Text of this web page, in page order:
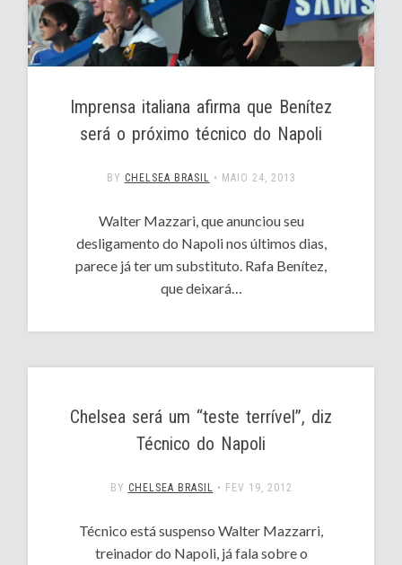
Imprensa italiana afirma que Benítez
será o próximo técnico do Napoli
BY CHELSEA BRASIL • MAIO 24, 2013
Walter Mazzari, que anunciou seu
desligamento do Napoli nos últimos dias,
parece já ter um substituto. Rafa Benítez,
que deixará…
Chelsea será um “teste terrível”, diz
Técnico do Napoli
BY CHELSEA BRASIL • FEV 19, 2012
Técnico está suspenso Walter Mazzarri,
treinador do Napoli, já fala sobre o